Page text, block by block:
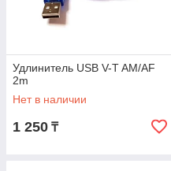
Удлинитель USB V-T AM/AF
2m
Нет в наличии
1 250 ₸